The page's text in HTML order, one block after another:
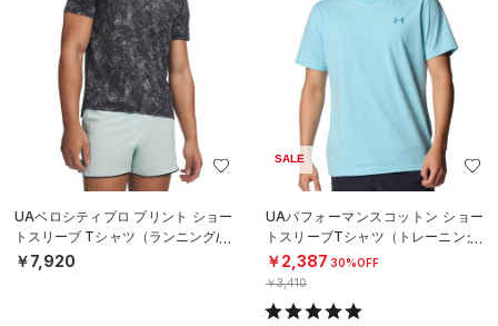
UAベロシティプロ プリント ショー
トスリーブ Tシャツ（ランニング/M
EN）
￥7,920
SALE
UAパフォーマンスコットン ショー
トスリーブTシャツ（トレーニング/
MEN）
￥2,387 30%OFF
￥3,410